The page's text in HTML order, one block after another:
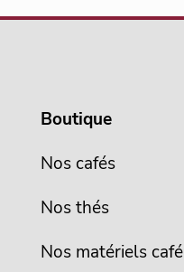
Boutique
Nos cafés
Nos thés
Nos matériels café